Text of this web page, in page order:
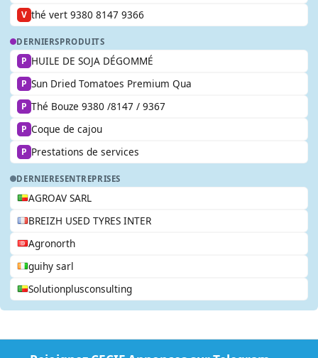
V thé vert 9380 8147 9366
DERNIERSPRODUITS
P HUILE DE SOJA DÉGOMMÉ
P Sun Dried Tomatoes Premium Qua
P Thé Bouze 9380 /8147 / 9367
P Coque de cajou
P Prestations de services
DERNIERESENTREPRISES
AGROAV SARL
BREIZH USED TYRES INTER
Agronorth
guihy sarl
Solutionplusconsulting